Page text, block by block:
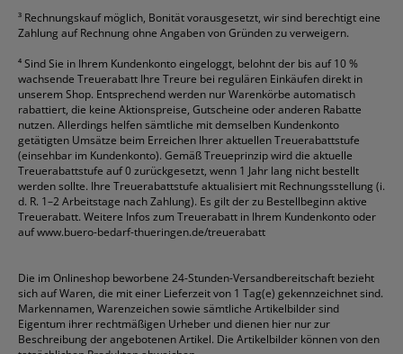
³ Rechnungskauf möglich, Bonität vorausgesetzt, wir sind berechtigt eine
Zahlung auf Rechnung ohne Angaben von Gründen zu verweigern.
⁴Sind Sie in Ihrem Kundenkonto eingeloggt, belohnt der bis auf 10 %
wachsende Treuerabatt Ihre Treure bei regulären Einkäufen direkt in
unserem Shop. Entsprechend werden nur Warenkörbe automatisch
rabattiert, die keine Aktionspreise, Gutscheine oder anderen Rabatte
nutzen. Allerdings helfen sämtliche mit demselben Kundenkonto
getätigten Umsätze beim Erreichen Ihrer aktuellen Treuerabattstufe
(einsehbar im Kundenkonto). Gemäß Treueprinzip wird die aktuelle
Treuerabattstufe auf 0 zurückgesetzt, wenn 1 Jahr lang nicht bestellt
werden sollte. Ihre Treuerabattstufe aktualisiert mit Rechnungsstellung (i.
d. R. 1–2 Arbeitstage nach Zahlung). Es gilt der zu Bestellbeginn aktive
Treuerabatt. Weitere Infos zum Treuerabatt in Ihrem Kundenkonto oder
aufwww.buero-bedarf-thueringen.de/treuerabatt
Die im Onlineshop beworbene 24-Stunden-Versandbereitschaft bezieht
sich auf Waren, die mit einer Lieferzeit von 1 Tag(e) gekennzeichnet sind.
Markennamen, Warenzeichen sowie sämtliche Artikelbilder sind
Eigentum ihrer rechtmäßigen Urheber und dienen hier nur zur
Beschreibung der angebotenen Artikel. Die Artikelbilder können von den